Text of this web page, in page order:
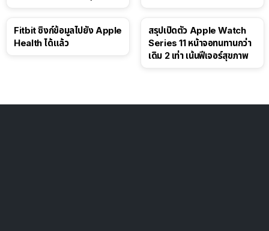
Fitbit ซิงก์ข้อมูลไปยัง Apple
Health ได้แล้ว
สรุปเปิดตัว Apple Watch
Series 11 หน้าจอทนทานกว่า
เดิม 2 เท่า เน้นฟีเจอร์สุขภาพ